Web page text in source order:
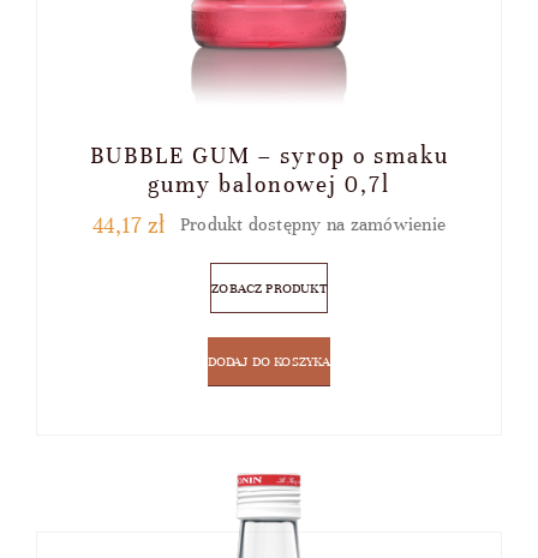
BUBBLE GUM – syrop o smaku
gumy balonowej 0,7l
44,17 zł Produkt dostępny na zamówienie
ZOBACZ PRODUKT
DODAJ DO KOSZYKA